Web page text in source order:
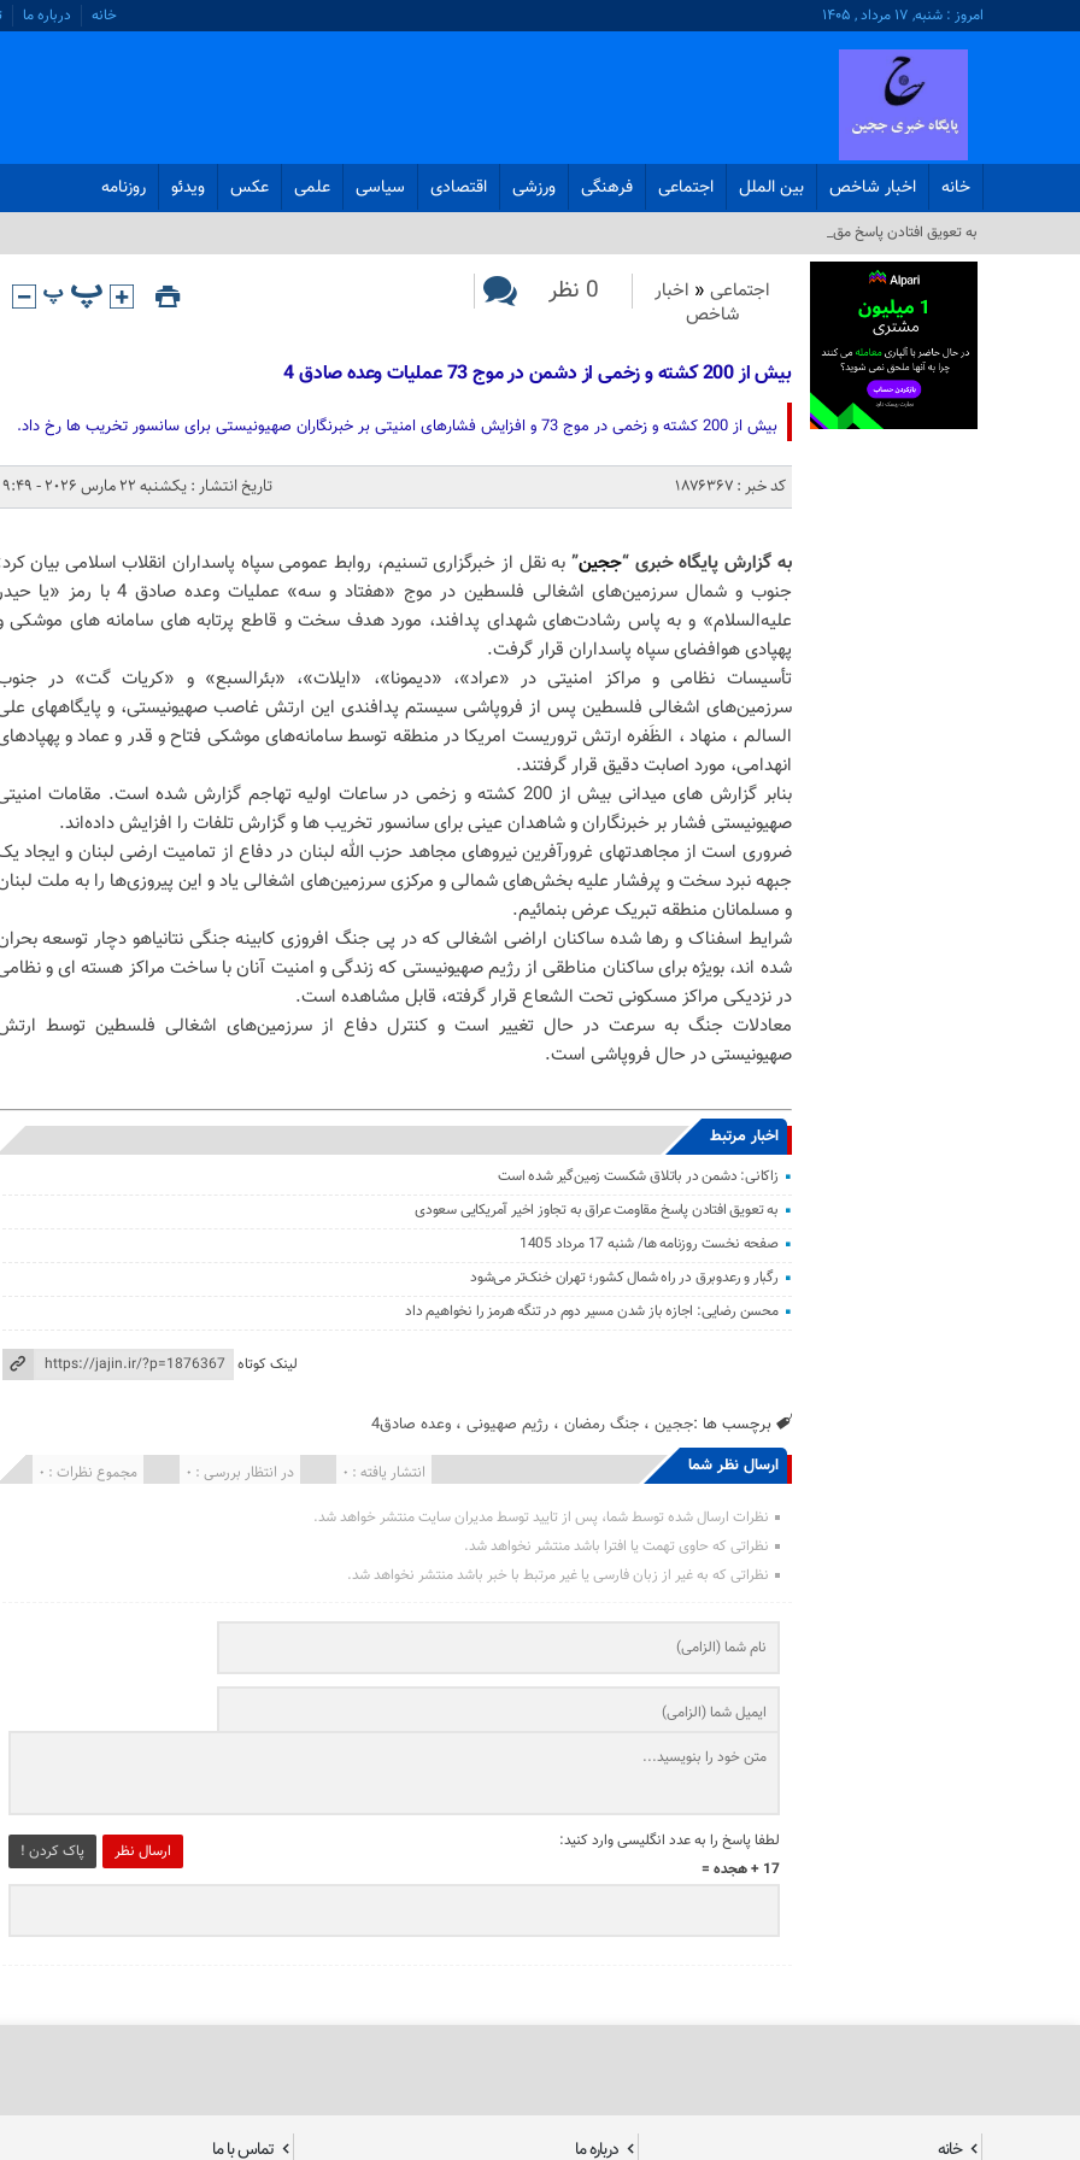
امروز : شنبه, ۱۷ مرداد , ۱۴۰۵ خانه درباره ما
خانه اخبار شاخص بین الملل اجتماعی فرهنگی ورزشی اقتصادی سیاسی علمی عکس ویدئو روزنامه
به تعویق افتادن پاسخ مقاومت ع_
اجتماعی « اخبار
شاخص
0 نظر
بیش از 200 کشته و زخمی از دشمن در موج 73 عملیات وعده صادق 4
بیش از 200 کشته و زخمی در موج 73 و افزایش فشارهای امنیتی بر خبرنگاران صهیونیستی برای سانسور تخریب ها رخ داد.
کد خبر : 1876367 تاریخ انتشار : یکشنبه 22 مارس 2026 - 9:49
به گزارش پایگاه خبری “ججین” به نقل از خبرگزاری تسنیم، روابط عمومی سپاه پاسداران انقلاب اسلامی بیان
جنوب و شمال سرزمین‌های اشغالی فلسطین در موج «هفتاد و سه» عملیات وعده صادق 4 با رمز
علیه‌السلام» و به پاس رشادت‌های شهدای پدافند، مورد هدف سخت و قاطع پرتابه های سامانه های موشکی
پهپادی هوافضای سپاه پاسداران قرار گرفت.
تأسیسات نظامی و مراکز امنیتی در «عراد»، «دیمونا»، «ایلات»، «بئرالسبع» و «کریات گت» در
سرزمین‌های اشغالی فلسطین پس از فروپاشی سیستم پدافندی این ارتش غاصب صهیونیستی، و پایگاههای
السالم ، منهاد ، الظَفره ارتش تروریست امریکا در منطقه توسط سامانه‌های موشکی فتاح و قدر و عماد و
انهدامی، مورد اصابت دقیق قرار گرفتند.
بنابر گزارش های میدانی بیش از 200 کشته و زخمی در ساعات اولیه تهاجم گزارش شده است. مقامات
صهیونیستی فشار بر خبرنگاران و شاهدان عینی برای سانسور تخریب ها و گزارش تلفات را افزایش داده‌اند.
ضروری است از مجاهدتهای غرورآفرین نیروهای مجاهد حزب الله لبنان در دفاع از تمامیت ارضی لبنان و ایجاد
جبهه نبرد سخت و پرفشار علیه بخش‌های شمالی و مرکزی سرزمین‌های اشغالی یاد و این پیروزی‌ها را به ملت
و مسلمانان منطقه تبریک عرض بنمائیم.
شرایط اسفناک و رها شده ساکنان اراضی اشغالی که در پی جنگ افروزی کابینه جنگی نتانیاهو دچار توسعه
شده اند، بویژه برای ساکنان مناطقی از رژیم صهیونیستی که زندگی و امنیت آنان با ساخت مراکز هسته ای و
در نزدیکی مراکز مسکونی تحت الشعاع قرار گرفته، قابل مشاهده است.
معادلات جنگ به سرعت در حال تغییر است و کنترل دفاع از سرزمین‌های اشغالی فلسطین توسط
صهیونیستی در حال فروپاشی است.
اخبار مرتبط
زاکانی: دشمن در باتلاق شکست زمین‌گیر شده است
به تعویق افتادن پاسخ مقاومت عراق به تجاوز اخیر آمریکایی سعودی
صفحه نخست روزنامه ها/ شنبه 17 مرداد 1405
رگبار و رعدوبرق در راه شمال کشور؛ تهران خنک‌تر می‌شود
محسن رضایی: اجازه باز شدن مسیر دوم در تنگه هرمز را نخواهیم داد
لینک کوتاه
برچسب ها :ججین ،جنگ رمضان ،رژیم صهیونی ،وعده صادق4
ارسال نظر شما مجموع نظرات : 0 در انتظار بررسی : 0 انتشار یافته : 0
نظرات ارسال شده توسط شما، پس از تایید توسط مدیران سایت منتشر خواهد شد.
نظراتی که حاوی تهمت یا افترا باشد منتشر نخواهد شد.
نظراتی که به غیر از زبان فارسی یا غیر مرتبط با خبر باشد منتشر نخواهد شد.
ارسال نظر پاک کردن !
لطفا پاسخ را به عدد انگلیسی وارد کنید:
17 + هجده =
خانه درباره ما تماس با ما